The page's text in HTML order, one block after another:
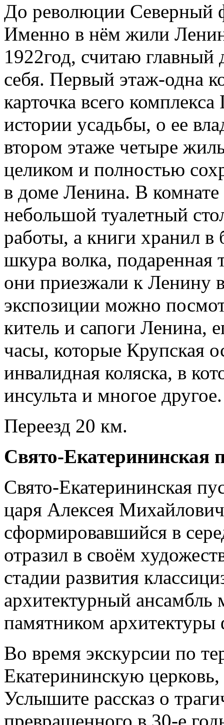
До революции Северный
Именно в нём жили
1922год, считаю
себя. Первый этаж-одна
карточка всего
истории усадьбы, о ее
втором этаже четыре
целиком и полностью
в доме Ленина. В комнате
небольшой туалетный
работы, а книги хранил
шкура волка, подаренная
они приезжали к Ленину
экспозиции можно
китель и сапоги Ленина,
часы, которые Крупская
инвалидная коляска, в
инсульта и многое другое.
Переезд 20 км.
Свято-Екатерининская
Свято-Екатерининская
царя Алексея
сформировавшийся в
отразил в своём
стадии развития
архитектурный ансамбль
памятником архитектуры
Во время экскурсии по
Екатерининскую
Услышите рассказ о